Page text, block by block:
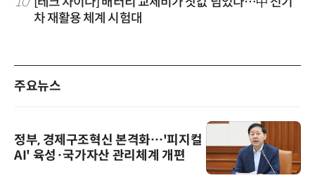
차 재활용 체계 시험대
주요뉴스
정부, 경제구조혁신 본격화…'피지컬
AI' 육성·국가자산 관리체계 개편